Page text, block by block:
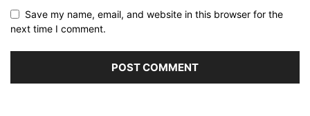
Save my name, email, and website in this browser for the
next time I comment.